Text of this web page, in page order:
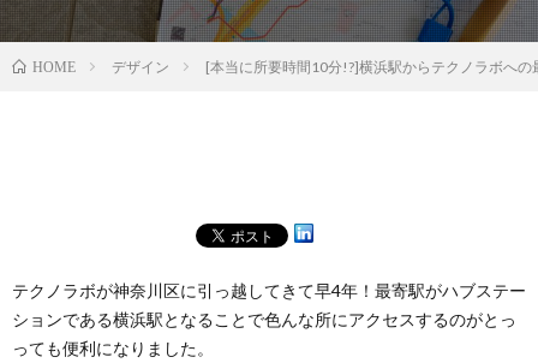
HOME デザイン [本当に所要時間10分!?]横浜駅からテクノラボへ
テクノラボが神奈川区に引っ越してきて早4年！最寄駅がハブステー
ションである横浜駅となることで色んな所にアクセスするのがとっ
っても便利になりました。